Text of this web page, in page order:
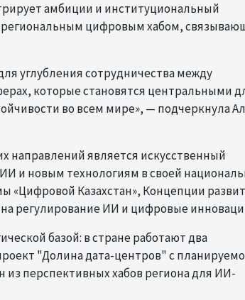
амбиции и институциональный
региональным цифровым хабом,
углубления сотрудничества между
которые становятся центральными
во всем мире», — подчеркнула
направлений является искусственный
и новым технологиям в своей
«Цифровой Казахстан», Концепции
регулирование ИИ и цифровые
базой: в стране работают два
"Долина дата-центров" с
из перспективных хабов региона для ИИ-